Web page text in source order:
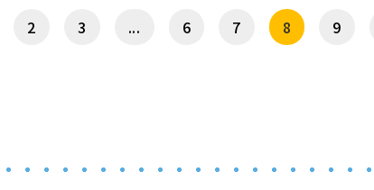
2 3 ... 6 7 8 9